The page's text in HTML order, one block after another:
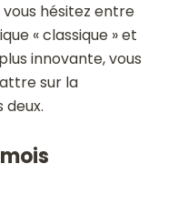
vous hésitez entre
« classique » et
innovante, vous
sur la
deux.